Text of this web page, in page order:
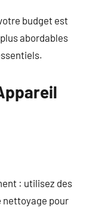
budget est
abordables
: utilisez des
nettoyage pour